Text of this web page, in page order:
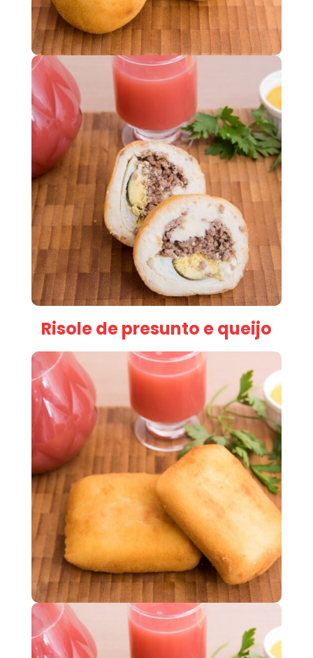
Risole de presunto e queijo